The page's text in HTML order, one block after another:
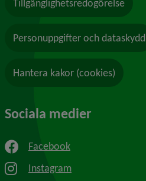
Tillgänglighetsredogörelse
Personuppgifter och dataskydd
Hantera kakor (cookies)
Sociala medier
Facebook
Instagram